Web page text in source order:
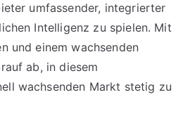
umfassender, integrierter
Intelligenz zu spielen. Mit
und einem wachsenden
ab, in diesem
wachsenden Markt stetig zu